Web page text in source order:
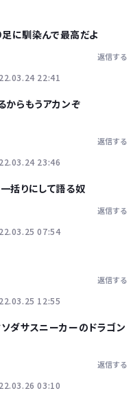
足に馴染んで最高だよ
返信する
22:41
からもうアカンぞ
返信する
23:46
括りにして語る奴
返信する
07:54
返信する
12:55
ダサスニーカーのドラゴン
返信する
03:10